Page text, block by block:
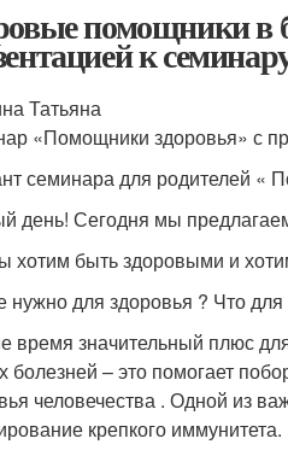
помощники в
к
Татьяна
«Помощники здоровья» с
семинара для родителей «
день! Сегодня мы
хотим быть здоровыми и
нужно для здоровья ? Что
время значительный плюс
болезней – это помогает
человечества . Одной из
крепкого иммунитета.